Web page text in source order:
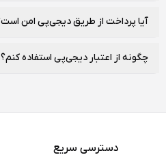
برخی سرویس‌های اعتباری دیجی‌پی
می‌شوند.
آیا پرداخت از طریق دیجی‌پی امن
بله، پرداخت‌ها از طریق درگاه رسمی
چگونه از اعتبار دیجی‌پی استفاده کنم؟
دسترسی سریع